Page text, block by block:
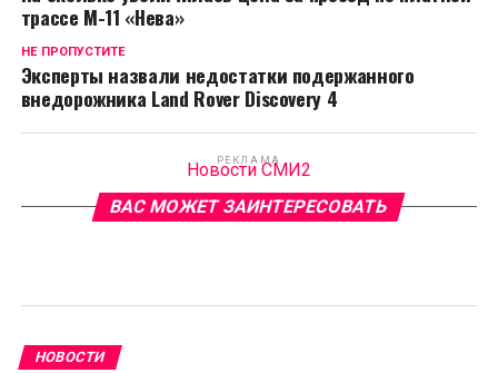
трассе М-11 «Нева»
НЕ ПРОПУСТИТЕ
Эксперты назвали недостатки подержанного
внедорожника Land Rover Discovery 4
РЕКЛАМА
Новости СМИ2
ВАС МОЖЕТ ЗАИНТЕРЕСОВАТЬ
НОВОСТИ